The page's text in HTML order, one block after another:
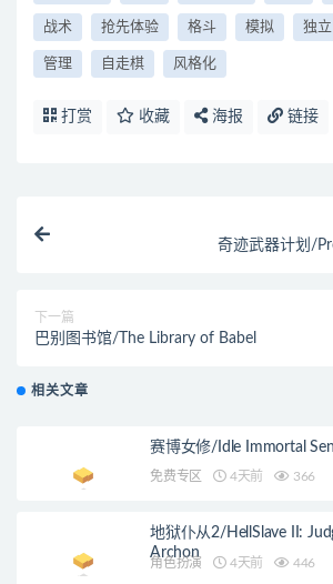
战术 抢先体验 格斗 模拟 独立
管理 自走棋 风格化
打赏 收藏 海报 链接
奇迹武器计划/
下一篇
巴别图书馆/The Library of Babel
相关文章
赛博女修/Idle Immortal
免费专区 4天前 366
地狱仆从2/HellSlave II:
Archon
角色扮演 4天前 446